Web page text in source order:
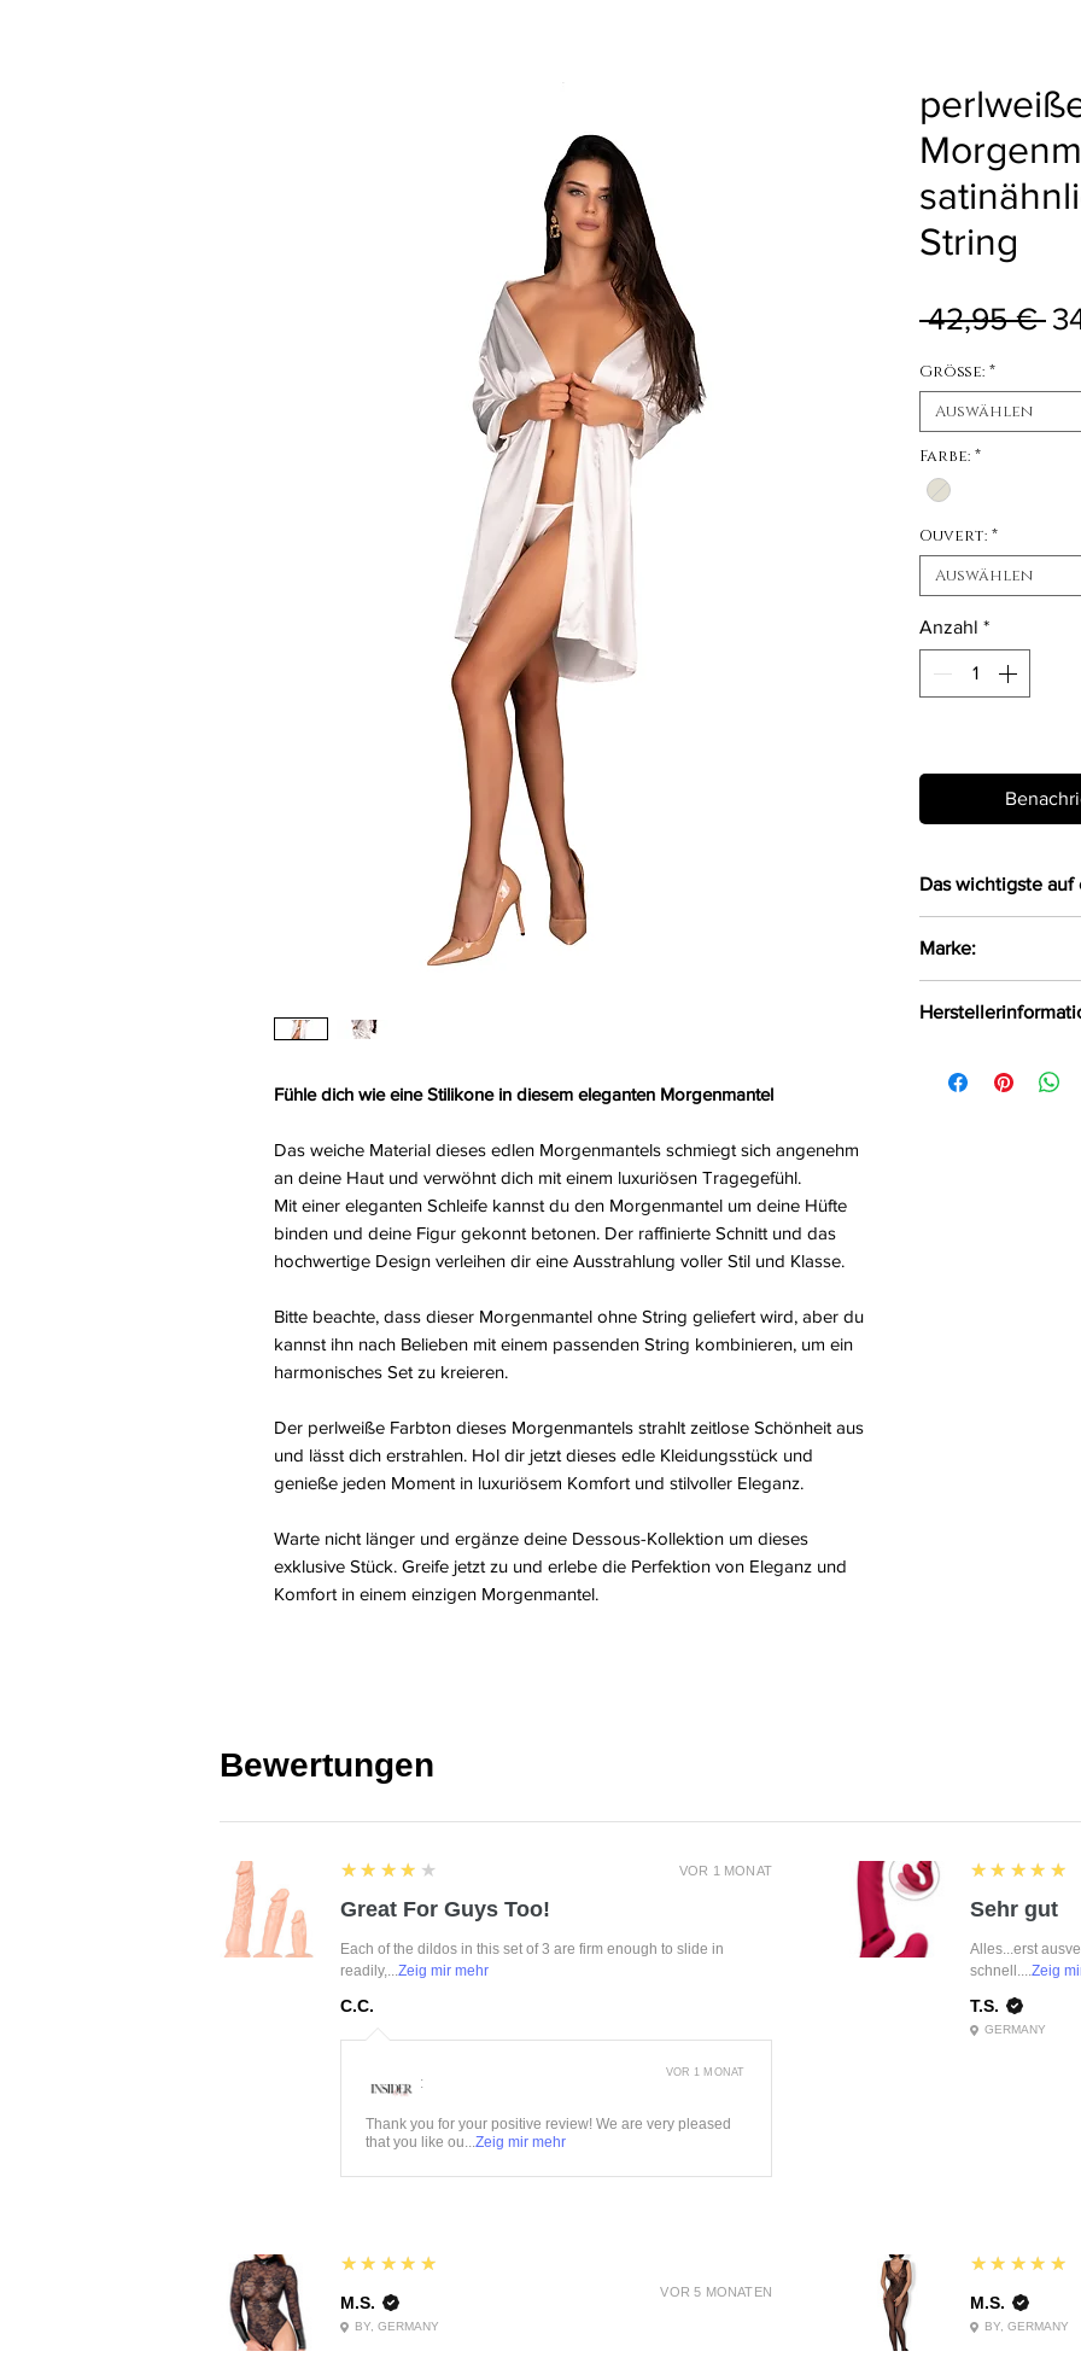
Fühle dich wie eine Stilikone in diesem eleganten Morgenmantel
Das weiche Material dieses edlen Morgenmantels schmiegt sich angenehm
an deine Haut und verwöhnt dich mit einem luxuriösen Tragegefühl.
Mit einer eleganten Schleife kannst du den Morgenmantel um deine Hüfte
binden und deine Figur gekonnt betonen. Der raffinierte Schnitt und das
hochwertige Design verleihen dir eine Ausstrahlung voller Stil und Klasse.
Bitte beachte, dass dieser Morgenmantel ohne String geliefert wird, aber du
kannst ihn nach Belieben mit einem passenden String kombinieren, um ein
harmonisches Set zu kreieren.
Der perlweiße Farbton dieses Morgenmantels strahlt zeitlose Schönheit aus
und lässt dich erstrahlen. Hol dir jetzt dieses edle Kleidungsstück und
genieße jeden Moment in luxuriösem Komfort und stilvoller Eleganz.
Warte nicht länger und ergänze deine Dessous-Kollektion um dieses
exklusive Stück. Greife jetzt zu und erlebe die Perfektion von Eleganz und
Komfort in einem einzigen Morgenmantel.
String
42,95 €
Größe: *
Auswählen
Farbe: *
Ouvert: *
Auswählen
Anzahl *
Das wichtigste auf
satinähnlichem
Das weiche
Haut
um die Hüfte
Marke:
Polen, 75-847
Bewertungen
VOR 1 MONAT
4
★★★★★
Great For Guys Too!
Each of the dildos in this set of 3 are firm enough to slide in
readily,...Zeig mir mehr
C.C.
:
Thank you for your positive review! We are very pleased
that you like ou...Zeig mir mehr
VOR 1 MONAT
5
★★★★★
Sehr gut
Alles...erst
schnell....Zeig
T.S.
GERMANY
VOR 5 MONATEN
5
★★★★★
M.S.
BY, GERMANY
5
★★★★★
M.S.
BY, GERMANY